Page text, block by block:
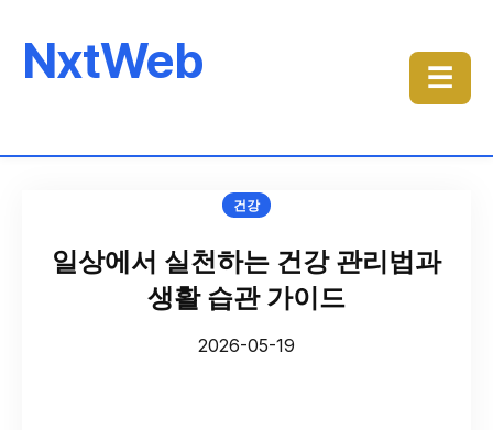
NxtWeb ☰
건강
일상에서 실천하는 건강 관리법과
생활 습관 가이드
2026-05-19